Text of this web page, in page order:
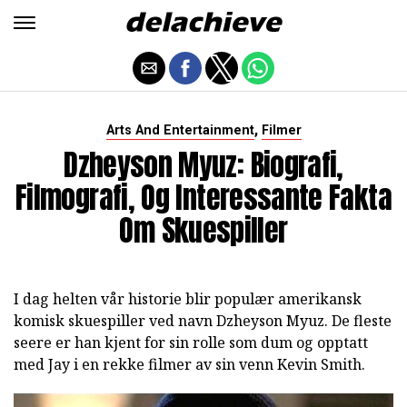
Arts And Entertainment, Filmer
Dzheyson Myuz: Biografi,
Filmografi, Og Interessante Fakta
Om Skuespiller
I dag helten vår historie blir populær amerikansk
komisk skuespiller ved navn Dzheyson Myuz. De fleste
seere er han kjent for sin rolle som dum og opptatt
med Jay i en rekke filmer av sin venn Kevin Smith.